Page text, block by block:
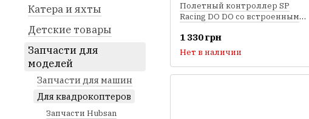
Полетный контроллер SP
Racing DO DO со встроенным
1 330 грн
Нет в наличии
Катера и яхты
Детские товары
Запчасти для
моделей
Запчасти для машин
Для квадрокоптеров
Запчасти Hubsan